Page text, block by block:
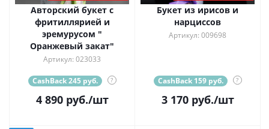
Авторский букет с
фритиллярией и
эремурусом "
Оранжевый закат"
Артикул: 023033
CashBack 245 руб. ?
4 890руб./шт
Букет из ирисов и
нарциссов
Артикул: 009698
CashBack 159 руб. ?
3 170руб./шт